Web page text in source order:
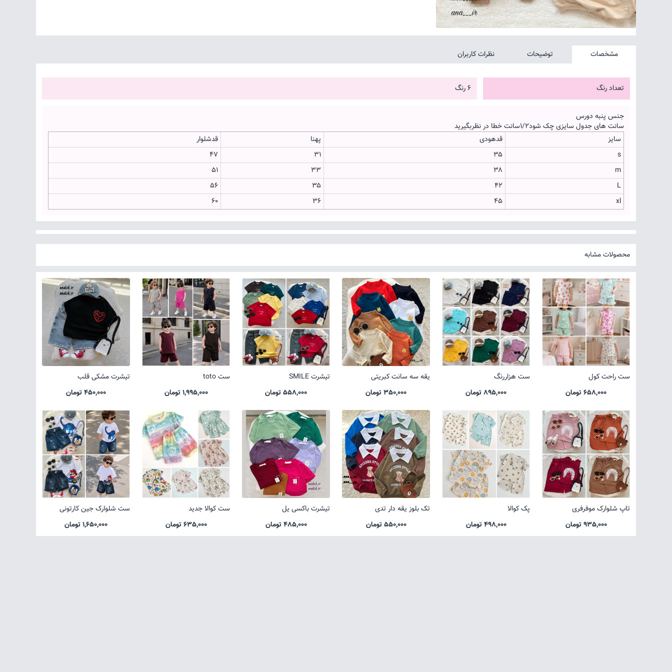
مشخصات توضیحات نظرات کاربران
تعداد رنگ 6 رنگ
جنس پنبه دورس
سانت های جدول سایزی چک شود۱/۲سانت خطا در نظربگیرید
سایز
قدهودی پهنا
قدشلوار
s
۳۵ ۳۱
۴۷
m
۳۸ ۳۳
۵۱
L
۴۲ ۳۵
۵۶
xl
۴۵ ۳۶ ۶۰
محصولات مشابه
ست راحت کول
658,000 تومان
ست هزاررنگ
895,000 تومان
یقه سه سانت کبریتی
350,000 تومان
تیشرت SMILE
558,000 تومان
ست toto
1,995,000 تومان
تیشرت مشکی قلب
450,000 تومان
تاپ شلوارک موفرفری
935,000 تومان
پک کوالا
498,000 تومان
تک بلوز یقه دار تدی
550,000 تومان
تیشرت باکسی یل
485,000 تومان
ست کوالا جدید
635,000 تومان
ست شلوارک جین کارتونی
1,650,000 تومان